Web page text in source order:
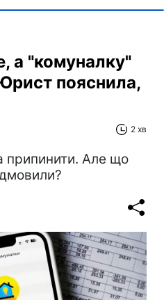
а "комуналку"
пояснила,
2 хв
припинити. Але що